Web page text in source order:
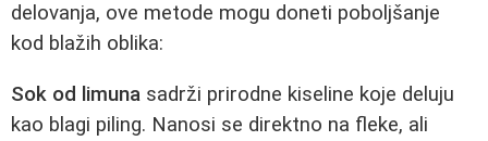
delovanja, ove metode mogu doneti poboljšanje
kod blažih oblika:
Sok od limuna sadrži prirodne kiseline koje deluju
kao blagi piling. Nanosi se direktno na fleke, ali